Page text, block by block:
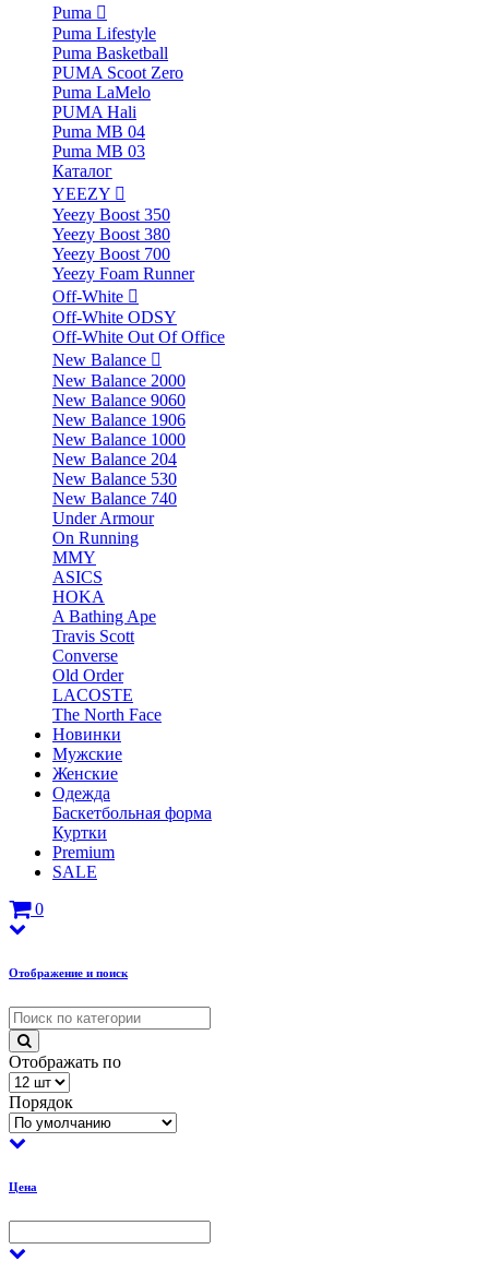
Puma
Puma Lifestyle
Puma Basketball
PUMA Scoot Zero
Puma LaMelo
PUMA Hali
Puma MB 04
Puma MB 03
Каталог
YEEZY
Yeezy Boost 350
Yeezy Boost 380
Yeezy Boost 700
Yeezy Foam Runner
Off-White
Off-White ODSY
Off-White Out Of Office
New Balance
New Balance 2000
New Balance 9060
New Balance 1906
New Balance 1000
New Balance 204
New Balance 530
New Balance 740
Under Armour
On Running
MMY
ASICS
HOKA
A Bathing Ape
Travis Scott
Converse
Old Order
LACOSTE
The North Face
Новинки
Мужские
Женские
Одежда
Баскетбольная форма
Куртки
Premium
SALE
0
Отображение и поиск
Отображать по
Порядок
Цена